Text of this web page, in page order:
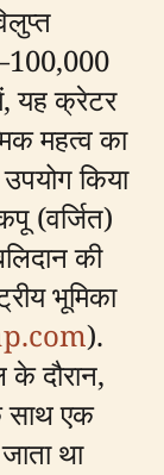
यह क्रेटर
महत्व का
किया
(वर्जित)
की
भूमिका
).
दौरान,
साथ एक
था